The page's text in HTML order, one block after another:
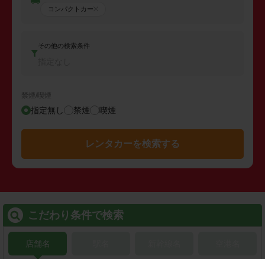
コンパクトカー
その他の検索条件
禁煙/喫煙
指定無し 禁煙 喫煙
レンタカーを検索する
こだわり条件で検索
店舗名